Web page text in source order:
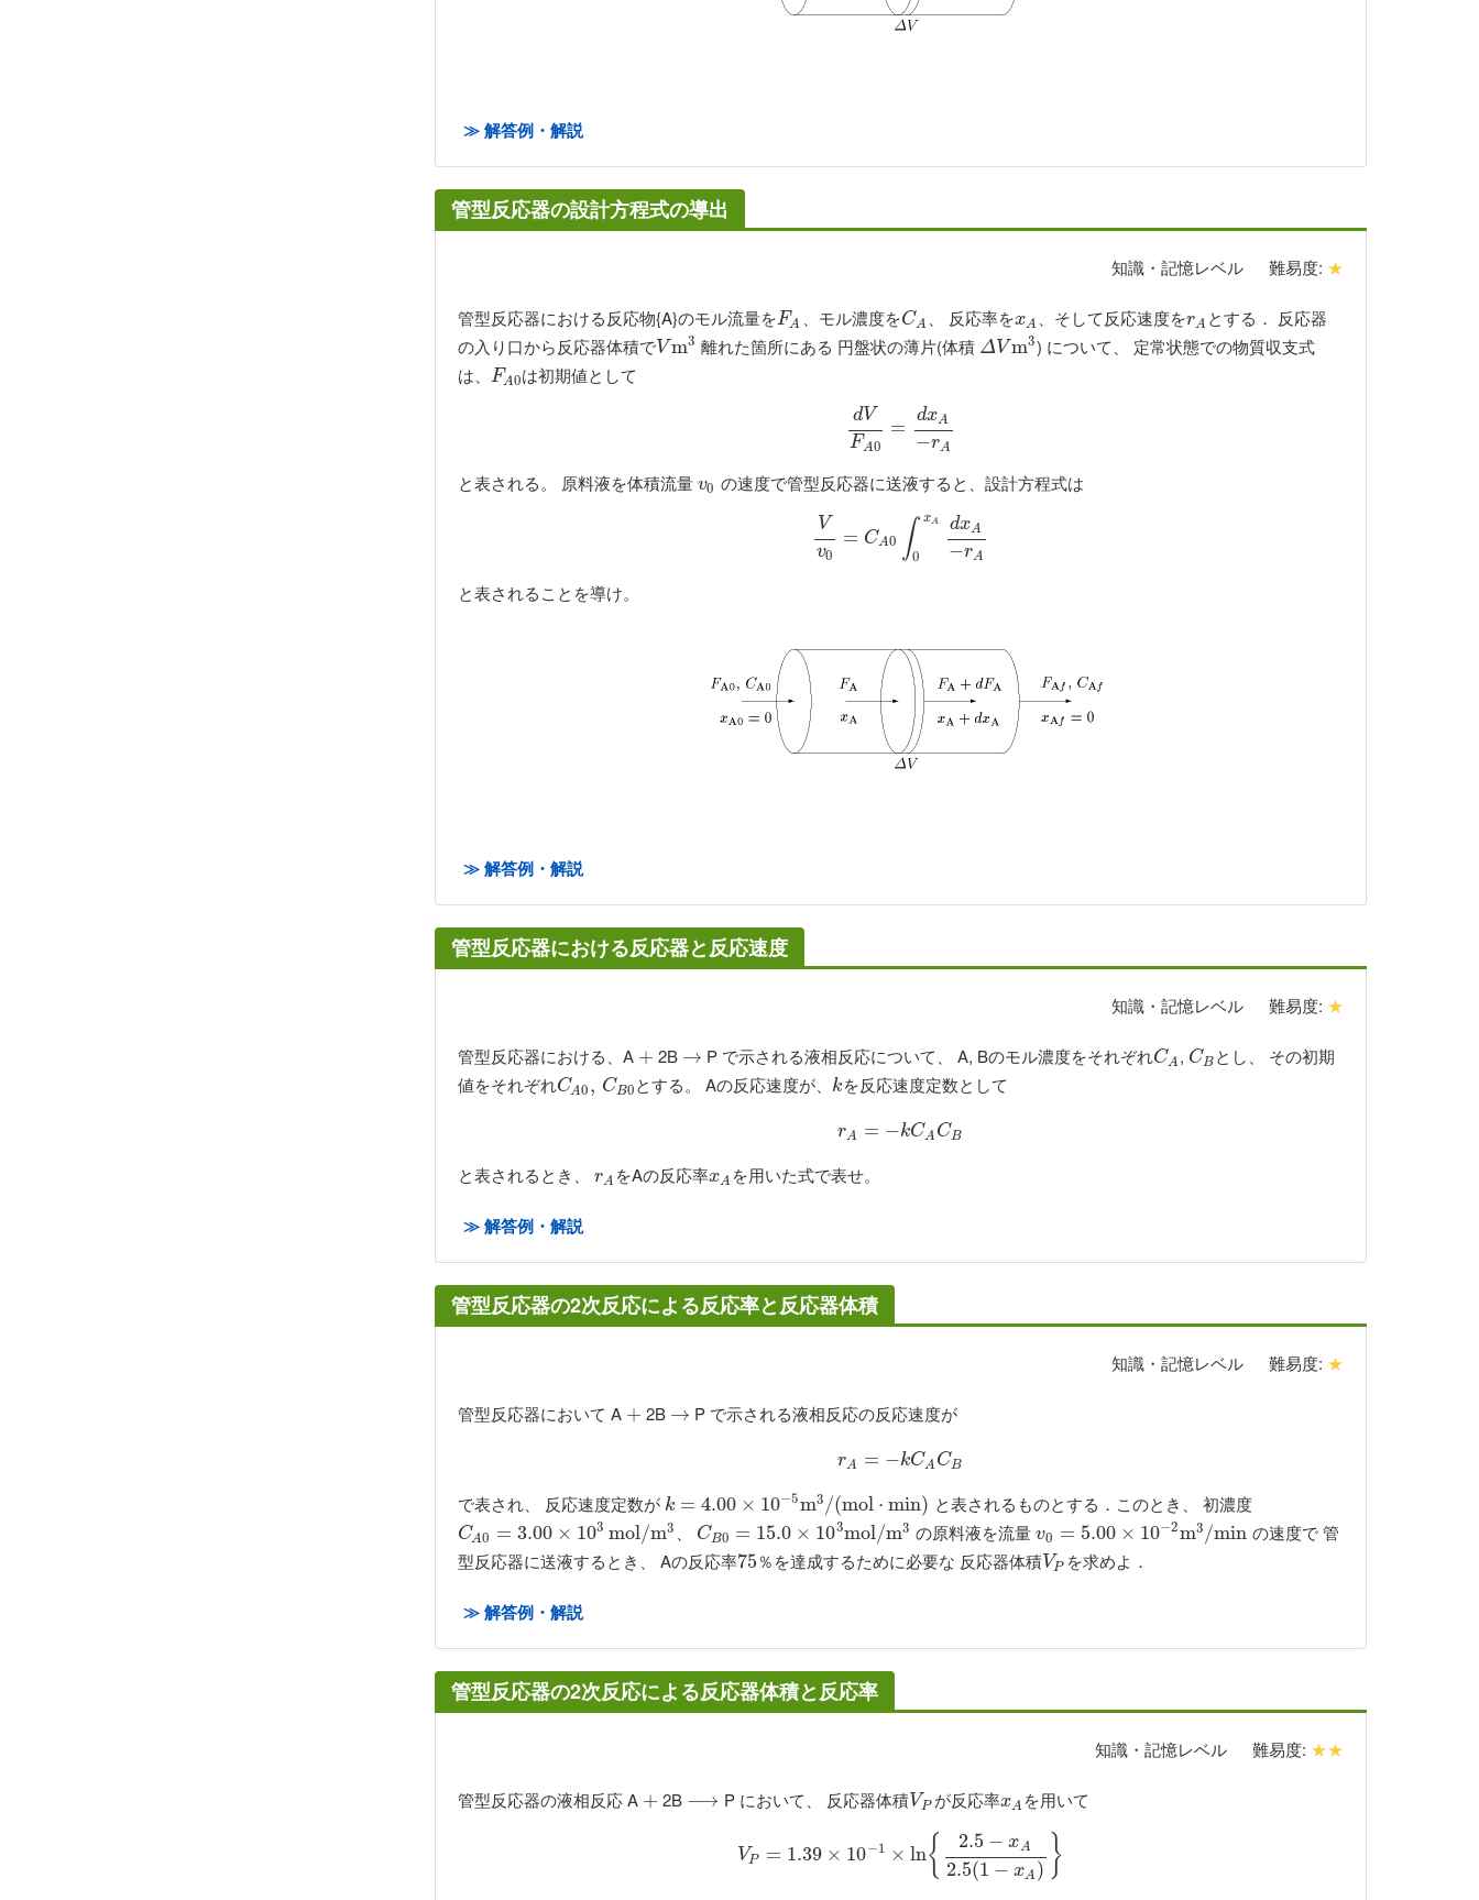
≫ 解答例・解説
管型反応器の設計方程式の導出
知識・記憶レベル 難易度: ★
管型反応器における反応物{A}のモル流量をFA
FA 、モル濃度をCA
CA 、 反応率をxA
xA 、そして反応速度をrA
rA とする． 反応器
の入り口から反応器体積でVm3
Vm3 離れた箇所にある 円盤状の薄片(体積 ΔVm3
ΔVm3 ) について、 定常状態での物質収支式
は、
FA0
FA0は初期値として
dV
FA0
=
dxA
−rA
dVFA 0=d xA−rA
と表される。 原料液を体積流量 v0
v0 の速度で管型反応器に送液すると、設計方程式は
V
v0
= CA0 ∫ xA
0
dxA
−rA
Vv 0= CA0∫ xA A−rA
と表されることを導け。
≫ 解答例・解説
管型反応器における反応器と反応速度
知識・記憶レベル 難易度: ★
管型反応器における、A +
+ 2B →
→ P で示される液相反応について、 A, Bのモル濃度をそれぞれCA
CA , CB
CB とし、 その初期
値をそれぞれCA0 , CB0
CA0,CB0 とする。 Aの反応速度が、 k
kを反応速度定数として
rA = −kCA CB
A= −kCACB
と表されるとき、
rA
rA をAの反応率xA
xA を用いた式で表せ。
≫ 解答例・解説
管型反応器の2次反応による反応率と反応器体積
知識・記憶レベル 難易度: ★
管型反応器において A +
+ 2B →
→ P で示される液相反応の反応速度が
rA = −kCA CB
A= −kCACB
で表され、 反応速度定数が k = 4.00 × 10−5m3 /(mol ⋅ min)
k=4.00×10 −5 m3/(mol⋅min) と表されるものとする．このとき、 初濃度
CA0 = 3.00 × 103 mol/m3
CA0 =3.00×10 3mol/m3 CB0 = 15.0 × 103mol/m3
CB0=15.0×10 3mol/m3 の原料液を流量 v0 = 5.00 × 10−2m3 /min
v0 =5.00×10 −2 m3/min
の速度で 管
型反応器に送液するとき、 Aの反応率75 ％
75％ を達成するために必要な 反応器体積VP
VP を求めよ．
≫ 解答例・解説
管型反応器の2次反応による反応器体積と反応率
知識・記憶レベル 難易度: ★★
管型反応器の液相反応 A +
+ 2B ⟶
⟶ P において、 反応器体積VP
VPが反応率xA
xA を用いて
VP = 1.39 × 10−1 × ln{ 2.5 − xA
2.5(1 − xA ) }
VP=1.39× 10−1× ln{ 2.5− A2.5(1−xA)}